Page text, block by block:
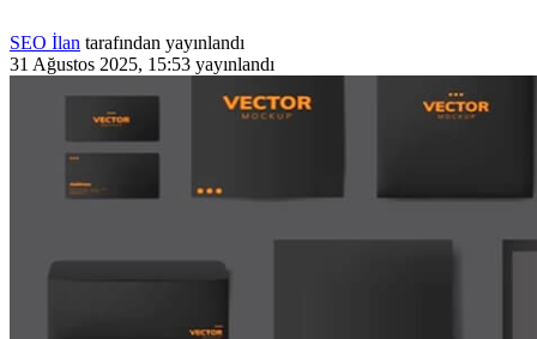
SEO İlan tarafından yayınlandı
31 Ağustos 2025, 15:53 yayınlandı